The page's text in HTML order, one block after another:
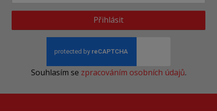
Přihlásit
Souhlasím se zpracováním osobních údajů.